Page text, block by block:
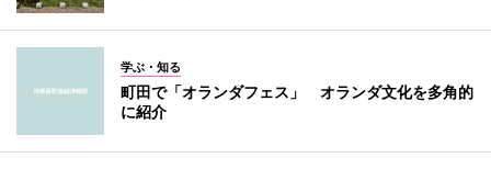
学ぶ・知る
町田で「オランダフェス」 オランダ文化を多角的
に紹介